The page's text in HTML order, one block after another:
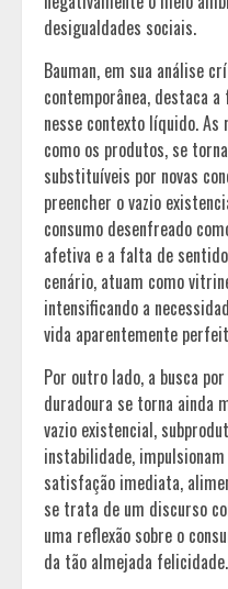
desigualdades sociais.
Bauman, em sua análise
contemporânea, destaca
nesse contexto líquido.
como os produtos, se
substituíveis por novas
preencher o vazio
consumo desenfreado
afetiva e a falta de
cenário, atuam como
intensificando a
vida aparentemente
Por outro lado, a busca
duradoura se torna ainda
vazio existencial,
instabilidade,
satisfação imediata,
se trata de um discurso
uma reflexão sobre o
da tão almejada felicidade.